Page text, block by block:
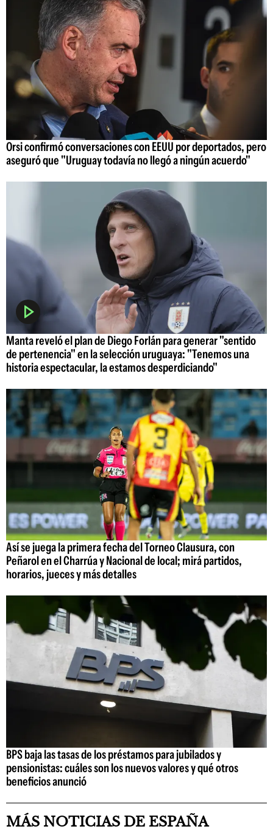
Orsi confirmó conversaciones con EEUU por deportados, pero
aseguró que "Uruguay todavía no llegó a ningún acuerdo"
Manta reveló el plan de Diego Forlán para generar "sentido
de pertenencia" en la selección uruguaya: "Tenemos una
historia espectacular, la estamos desperdiciando"
Así se juega la primera fecha del Torneo Clausura, con
Peñarol en el Charrúa y Nacional de local; mirá partidos,
horarios, jueces y más detalles
BPS baja las tasas de los préstamos para jubilados y
pensionistas: cuáles son los nuevos valores y qué otros
beneficios anunció
MÁS NOTICIAS DE ESPAÑA